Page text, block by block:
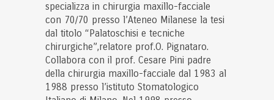
specializza in chirurgia maxillo-facciale
con 70/70 presso l’Ateneo Milanese la tesi
dal titolo “Palatoschisi e tecniche
chirurgiche”,relatore prof.O. Pignataro.
Collabora con il prof. Cesare Pini padre
della chirurgia maxillo-facciale dal 1983 al
1988 presso l’istituto Stomatologico